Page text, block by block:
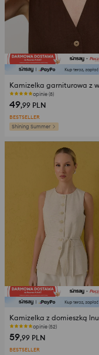
opinie (8)
49,99 PLN
BESTSELLER
Shining Summer
Kamizelka z domieszką lnu
opinie (52)
59,99 PLN
BESTSELLER